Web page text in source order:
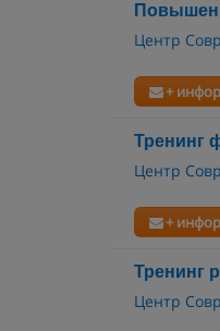
Центр
+
Тренинг
Центр
+
Тренинг
Центр